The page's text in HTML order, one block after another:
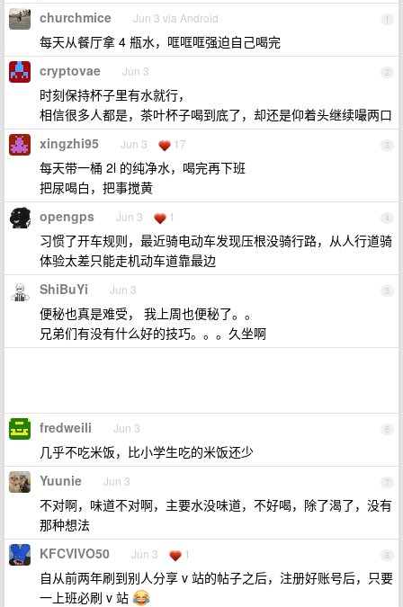
1
churchmice Jun 3 via Android
每天从餐厅拿 4 瓶水，哐哐哐强迫自己喝完
2
cryptovae Jun 3
时刻保持杯子里有水就行，
相信很多人都是，茶叶杯子喝到底了，却还是仰着头继续嘬两口
3
xingzhi95 Jun 3 17
每天带一桶 2l 的纯净水，喝完再下班
把尿喝白，把事搅黄
4
opengps Jun 3 1
习惯了开车规则，最近骑电动车发现压根没骑行路，从人行道骑
体验太差只能走机动车道靠最边
5
ShiBuYi Jun 3
便秘也真是难受， 我上周也便秘了。。
兄弟们有没有什么好的技巧。。。久坐啊
6
fredweili Jun 3
几乎不吃米饭，比小学生吃的米饭还少
7
Yuunie Jun 3
不对啊，味道不对啊，主要水没味道，不好喝，除了渴了，没有
那种想法
8
KFCVIVO50 Jun 3 1
自从前两年刷到别人分享 v 站的帖子之后，注册好账号后，只要
一上班必刷 v 站